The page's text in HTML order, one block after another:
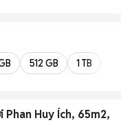
512 GB 1 TB
Phan Huy Ích, 65m2,